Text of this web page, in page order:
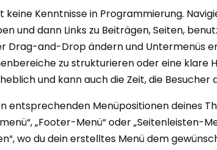
Kenntnisse in Programmierung.
und dann Links zu Beiträgen, Seiten,
Drag-and-Drop ändern und Untermenüs
zu strukturieren oder eine klare
und kann auch die Zeit, die Besucher
entsprechenden Menüpositionen deines
„Footer-Menü“ oder „Seitenleisten-
wo du dein erstelltes Menü dem